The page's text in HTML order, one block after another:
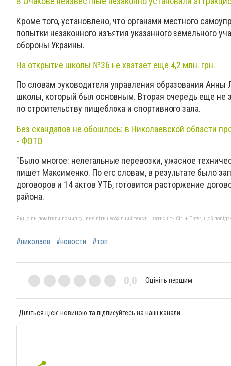
Кроме того, установлено, что органами местного
попытки незаконного изъятия указанного земельного
обороны Украины.
На открытие школы №36 не хватает еще 4,2 млн. грн.
По словам руководителя управления образования Анны
школы, который был основным. Вторая очередь еще не
по строительству пищеблока и спортивного зала.
Без скандалов не обошлось: в Николаевской области
- ФОТО
"Было многое: нелегальные перевозки, ужасное
пишет Максименко. По его словам, в результате было
договоров и 14 актов УТБ, готовится расторжение
района.
Якщо ви помітили помилку, виділіть необхідний текст і натисніть Ctrl + Enter, щоб
#николаев #новости #топ
0,0 Оцініть першим
Діліться цією новиною та підписуйтесь на наші канали